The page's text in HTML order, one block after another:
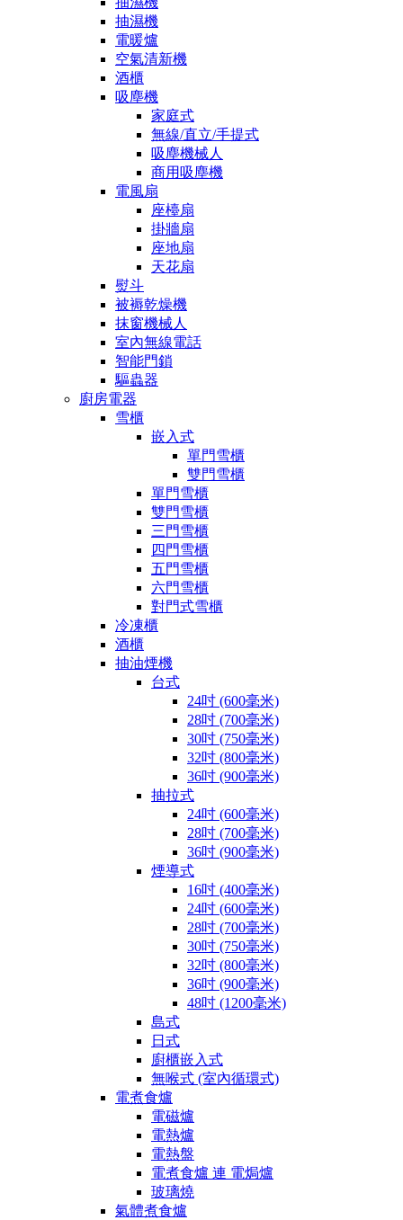
抽濕機
電暖爐
空氣清新機
酒櫃
吸塵機
家庭式
無線/直立/手提式
吸塵機械人
商用吸塵機
電風扇
座檯扇
掛牆扇
座地扇
天花扇
熨斗
被褥乾燥機
抹窗機械人
室內無線電話
智能門鎖
驅蟲器
廚房電器
雪櫃
嵌入式
單門雪櫃
雙門雪櫃
單門雪櫃
雙門雪櫃
三門雪櫃
四門雪櫃
五門雪櫃
六門雪櫃
對門式雪櫃
冷凍櫃
酒櫃
抽油煙機
台式
24吋 (600毫米)
28吋 (700毫米)
30吋 (750毫米)
32吋 (800毫米)
36吋 (900毫米)
抽拉式
24吋 (600毫米)
28吋 (700毫米)
36吋 (900毫米)
煙導式
16吋 (400毫米)
24吋 (600毫米)
28吋 (700毫米)
30吋 (750毫米)
32吋 (800毫米)
36吋 (900毫米)
48吋 (1200毫米)
島式
日式
廚櫃嵌入式
無喉式 (室內循環式)
電煮食爐
電磁爐
電熱爐
電熱盤
電煮食爐 連 電焗爐
玻璃燒
氣體煮食爐